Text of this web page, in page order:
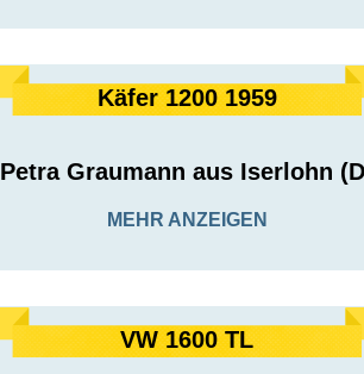
Käfer 1200 1959
Petra Graumann aus Iserlohn
MEHR ANZEIGEN
VW 1600 TL